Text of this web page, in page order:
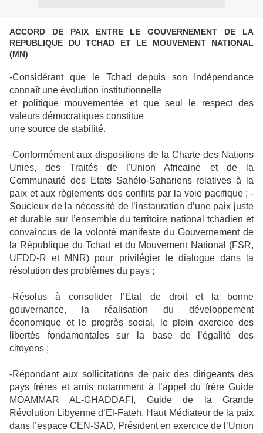
ACCORD DE PAIX ENTRE LE GOUVERNEMENT DE LA
REPUBLIQUE DU TCHAD ET LE MOUVEMENT NATIONAL
(MN)
-Considérant que le Tchad depuis son Indépendance
connaît une évolution institutionnelle
et politique mouvementée et que seul le respect des
valeurs démocratiques constitue
une source de stabilité.
-Conformément aux dispositions de la Charte des Nations
Unies, des Traités de l'Union Africaine et de la
Communauté des Etats Sahélo-Sahariens relatives à la
paix et aux règlements des conflits par la voie pacifique ; -
Soucieux de la nécessité de l’instauration d’une paix juste
et durable sur l’ensemble du territoire national tchadien et
convaincus de la volonté manifeste du Gouvernement de
la République du Tchad et du Mouvement National (FSR,
UFDD-R et MNR) pour privilégier le dialogue dans la
résolution des problèmes du pays ;
-Résolus à consolider l’Etat de droit et la bonne
gouvernance, la réalisation du développement
économique et le progrès social, le plein exercice des
libertés fondamentales sur la base de l’égalité des
citoyens ;
-Répondant aux sollicitations de paix des dirigeants des
pays frères et amis notamment à l’appel du frère Guide
MOAMMAR AL-GHADDAFI, Guide de la Grande
Révolution Libyenne d’El-Fateh, Haut Médiateur de la paix
dans l’espace CEN-SAD, Président en exercice de l’Union